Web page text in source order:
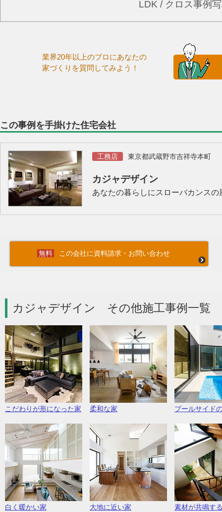
LDK / クロス事例
業界20年以上のプロにあなたの
家づくりを質問してみよう！
この事例を手掛けた住宅会社
工務店 東京都武蔵野市吉祥寺本町
カジャデザイン
あなたの暮らしにスローバカンス
この会社に資料請求・お問い合わせ
カジャデザイン その他施工事例一覧
こだわりが形になった家 柔和な家 プールサイド
白く暖かい家 大地に近い家 素材が共鳴す